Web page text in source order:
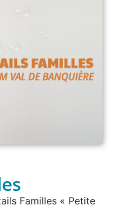
Familles « Petite